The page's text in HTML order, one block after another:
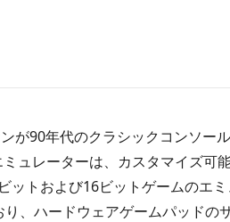
が90年代のクラシックコンソー
ュレーターは、カスタマイズ可
ットおよび16ビットゲームのエ
、ハードウェアゲームパッドの